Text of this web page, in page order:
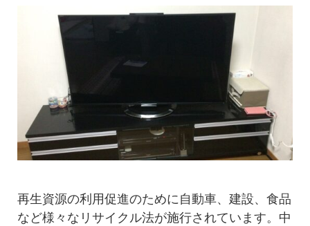
再生資源の利用促進のために自動車、建設、食品
など様々なリサイクル法が施行されています。中